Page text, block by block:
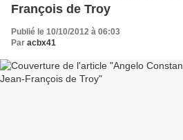
François de Troy
Publié le 10/10/2012 à 06:03
Par acbx41